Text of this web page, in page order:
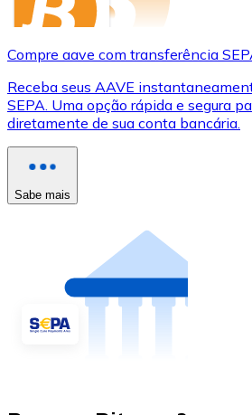
Compre aave com transferência
Receba seus AAVE
SEPA. Uma opção rápida e segura
diretamente de sua conta bancária.
Sabe mais